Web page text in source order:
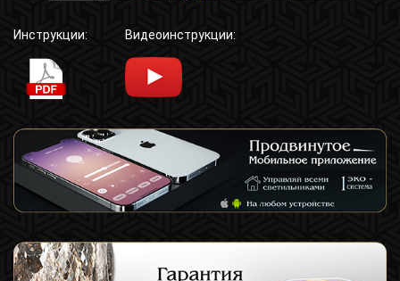
Инструкции: Видеоинструкции: